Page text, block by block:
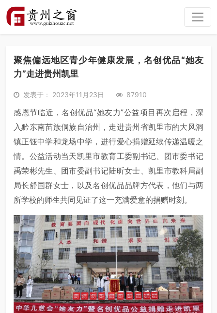
聚焦偏远地区青少年健康发展，名创优品“她友
力”走进贵州凯里
发表于： 2023年11月23日 87910
感恩节临近，名创优品“她友力”公益项目再次启程，深
入黔东南苗族侗族自治州，走进贵州省凯里市的大风洞
镇正钰中学和龙场中学，进行爱心捐赠延续传递温暖之
情。公益活动当天凯里市教育工委副书记、团市委书记
禹荣彬先生、团市委副书记陆昕女士、凯里市教科局副
局长舒国群女士，以及名创优品品牌方代表，他们与两
所学校的师生共同见证了这一充满爱意的捐赠时刻。